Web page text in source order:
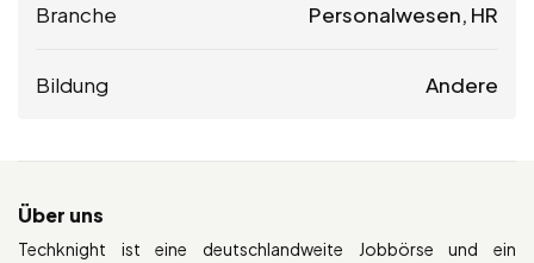
Branche Personalwesen, HR
Bildung Andere
Über uns
Techknight ist eine deutschlandweite Jobbörse und ein